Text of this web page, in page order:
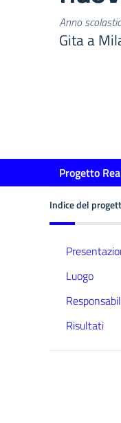
Anno
Gita a
Progetto
Indice del
Luogo
Risultati